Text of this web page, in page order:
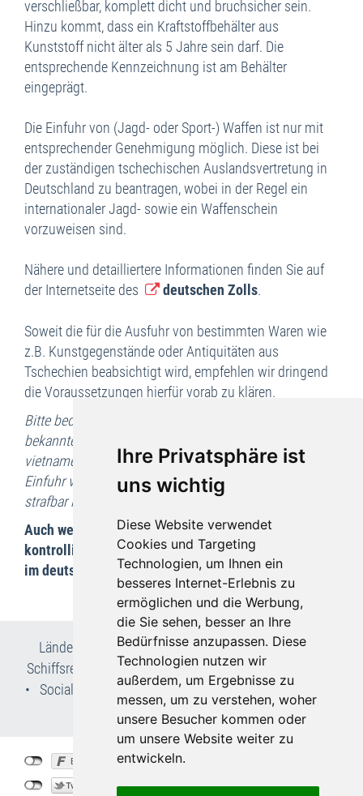
Ihre Privatsphäre ist
uns wichtig
Diese Website verwendet
Cookies und Targeting
Technologien, um Ihnen ein
besseres Internet-Erlebnis zu
ermöglichen und die Werbung,
die Sie sehen, besser an Ihre
Bedürfnisse anzupassen. Diese
Technologien nutzen wir
außerdem, um Ergebnisse zu
messen, um zu verstehen, woher
unsere Besucher kommen oder
um unsere Website weiter zu
entwickeln.
verschließbar, komplett dicht und bruchsicher sein.
Hinzu kommt, dass ein Kraftstoffbehälter aus
Kunststoff nicht älter als 5 Jahre sein darf. Die
entsprechende Kennzeichnung ist am Behälter
eingeprägt.
Die Einfuhr von (Jagd- oder Sport-) Waffen ist nur mit
entsprechender Genehmigung möglich. Diese ist bei
der zuständigen tschechischen Auslandsvertretung in
Deutschland zu beantragen, wobei in der Regel ein
internationaler Jagd- sowie ein Waffenschein
vorzuweisen sind.
Nähere und detailliertere Informationen finden Sie auf
der Internetseite des
deutschen Zolls.
Soweit die für die Ausfuhr von bestimmten Waren wie
z.B. Kunstgegenstände oder Antiquitäten aus
Tschechien beabsichtigt wird, empfehlen wir dringend
die Voraussetzungen hierfür vorab zu klären.
Bitte bedenken Sie beim Einkauf von Plagiaten
bekannter Marken, Daten- oder Tonträger auf den
vietnamesischen Märkten im Grenzgebiet, dass die
Einfuhr von gefälschten Produkten nach Deutschland
strafbar ist und verfolgt wird.
Auch wenn es keine Grenzkontrollen mehr gibt,
kontrolliert der deutsche Zoll gern stichprobenartig
im deutschen Hinterland!
Länder- & Reiseinfos• Flug- und Pauschalreisen
Schiffsreisen
Kur- & Wellnesslexikon •
•
Social Media • AGB• Impressum• Datenschutz
Cookie-Einstellungen